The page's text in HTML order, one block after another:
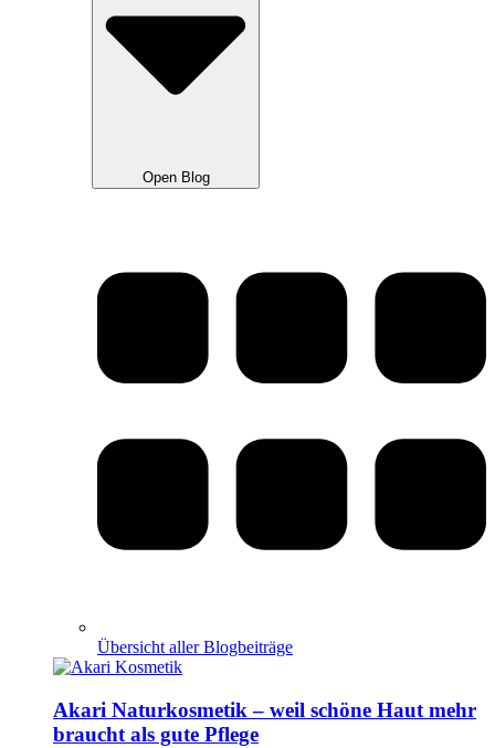
Open Blog
Übersicht aller Blogbeiträge
Akari Naturkosmetik – weil schöne Haut mehr
braucht als gute Pflege